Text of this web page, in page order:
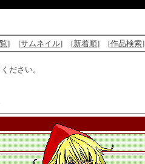
] [サムネイル] [新着順] [作品検索]
ださい。